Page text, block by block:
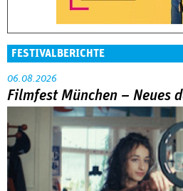
FESTIVALBERICHTE
06.08.2026
Filmfest München – Neues